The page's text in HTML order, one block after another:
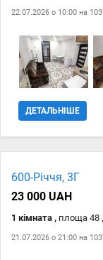
22.07.2026 о 10:00 на
ДЕТАЛЬНІШЕ
600-Річчя, 3Г
23 000 UAH
1 кімната , площа 48
21.07.2026 о 21:00 на